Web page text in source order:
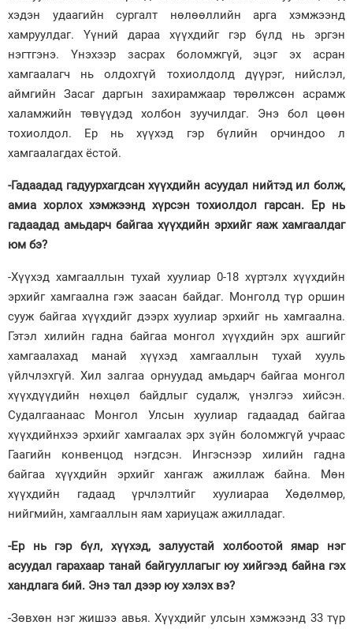
хэдэн удаагийн сургалт нөлөөллийн арга хэмжээнд
хамруулдаг. Үүний дараа хүүхдийг гэр бүлд нь эргэн
нэгтгэнэ. Үнэхээр засрах боломжгүй, эцэг эх асран
хамгаалагч нь олдохгүй тохиолдолд дүүрэг, нийслэл,
аймгийн Засаг даргын захирамжаар төрөлжсөн асрамж
халамжийн төвүүдэд холбон зуучилдаг. Энэ бол цөөн
тохиолдол. Ер нь хүүхэд гэр бүлийн орчиндоо л
хамгаалагдах ёстой.
-Гадаадад гадуурхагдсан хүүхдийн асуудал нийтэд ил болж,
амиа хорлох хэмжээнд хүрсэн тохиолдол гарсан. Ер нь
гадаадад амьдарч байгаа хүүхдийн эрхийг яаж хамгаалдаг
юм бэ?
-Хүүхэд хамгааллын тухай хуулиар 0-18 хүртэлх хүүхдийн
эрхийг хамгаална гэж заасан байдаг. Монголд түр оршин
сууж байгаа хүүхдийг дээрх хуулиар эрхийг нь хамгаална.
Гэтэл хилийн гадна байгаа монгол хүүхдийн эрх ашгийг
хамгаалахад манай хүүхэд хамгааллын тухай хууль
үйлчлэхгүй. Хил залгаа орнуудад амьдарч байгаа монгол
хүүхдүүдийн нөхцөл байдлыг судалж, үнэлгээ хийсэн.
Судалгаанаас Монгол Улсын хуулиар гадаадад байгаа
хүүхдийнхээ эрхийг хамгаалах эрх зүйн боломжгүй учраас
Гаагийн конвенцод нэгдсэн. Ингэснээр хилийн гадна
байгаа хүүхдийн эрхийг хангаж ажиллаж байна. Мөн
хүүхдийн гадаад үрчлэлтийг хуулиараа Хөдөлмөр,
нийгмийн, хамгааллын яам хариуцаж ажилладаг.
-Ер нь гэр бүл, хүүхэд, залуустай холбоотой ямар нэг
асуудал гарахаар танай байгууллагыг юу хийгээд байна гэх
хандлага бий. Энэ тал дээр юу хэлэх вэ?
-Зөвхөн нэг жишээ авья. Хүүхдийг улсын хэмжээнд 33 түр